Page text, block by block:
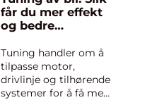
det naturlige valget
når sommeren
ønsket om å kunne
føre egen båt trygt...
får du mer effekt
og bedre
Tuning handler om å
tilpasse motor,
drivlinje og tilhørende
systemer for å få mer